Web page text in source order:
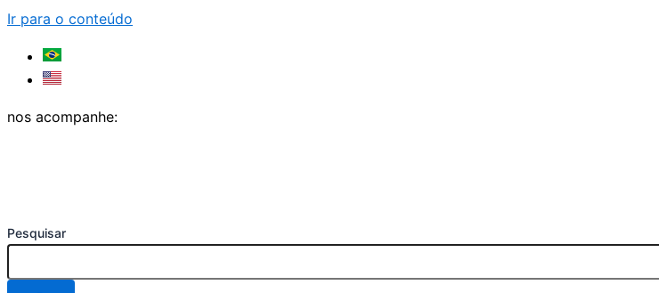
Ir para o conteúdo
nos acompanhe:
Pesquisar